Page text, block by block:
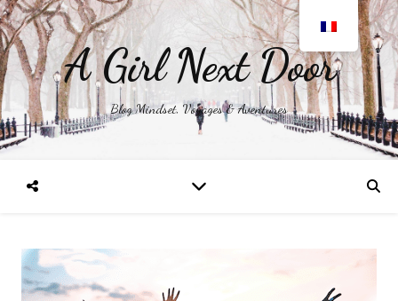
A Girl Next Door
Blog Mindset, Voyages & Aventures